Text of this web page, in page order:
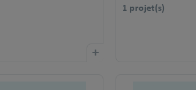
+
1 projet(s)